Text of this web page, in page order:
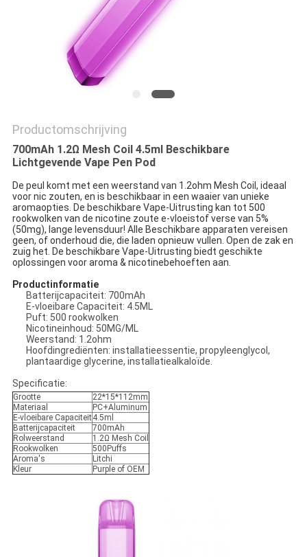
Productomschrijving
700mAh 1.2Ω Mesh Coil 4.5ml Beschikbare
Lichtgevende Vape Pen Pod
De peul komt met een weerstand van 1.2ohm Mesh Coil, ideaal
voor nic zouten, en is beschikbaar in een waaier van unieke
aromaopties. De beschikbare Vape-Uitrusting kan tot 500
rookwolken van de nicotine zoute e-vloeistof verse van 5%
(50mg), lange levensduur! Alle Beschikbare apparaten vereisen
geen, of onderhoud die, die laden opnieuw vullen. Open de zak en
zuig het. De beschikbare Vape-Uitrusting biedt geschikte
oplossingen voor aroma & nicotinebehoeften aan.
Productinformatie
Batterijcapaciteit: 700mAh
E-vloeibare Capaciteit: 4.5ML
Puft: 500 rookwolken
Nicotineinhoud: 50MG/ML
Weerstand: 1.2ohm
Hoofdingrediënten: installatieessentie, propyleenglycol,
plantaardige glycerine, installatiealkaloïde.
Specificatie:
Grootte
22*15*112mm
Materiaal
PC+Aluminum
E-vloeibare Capaciteit4.5ml
Batterijcapaciteit
700mAh
Rolweerstand
1.2Ω Mesh Coil
Rookwolken
500Puffs
Aroma's
Litchi
Kleur
Purple of OEM